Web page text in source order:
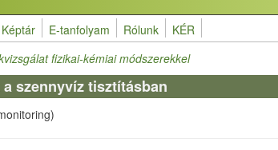
Képtár E-tanfolyam Rólunk KÉR
fizikai-kémiai módszerekkel
szennyvíz tisztításban